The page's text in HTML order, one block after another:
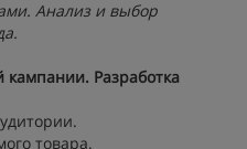
Анализ и выбор
Разработка
товара.